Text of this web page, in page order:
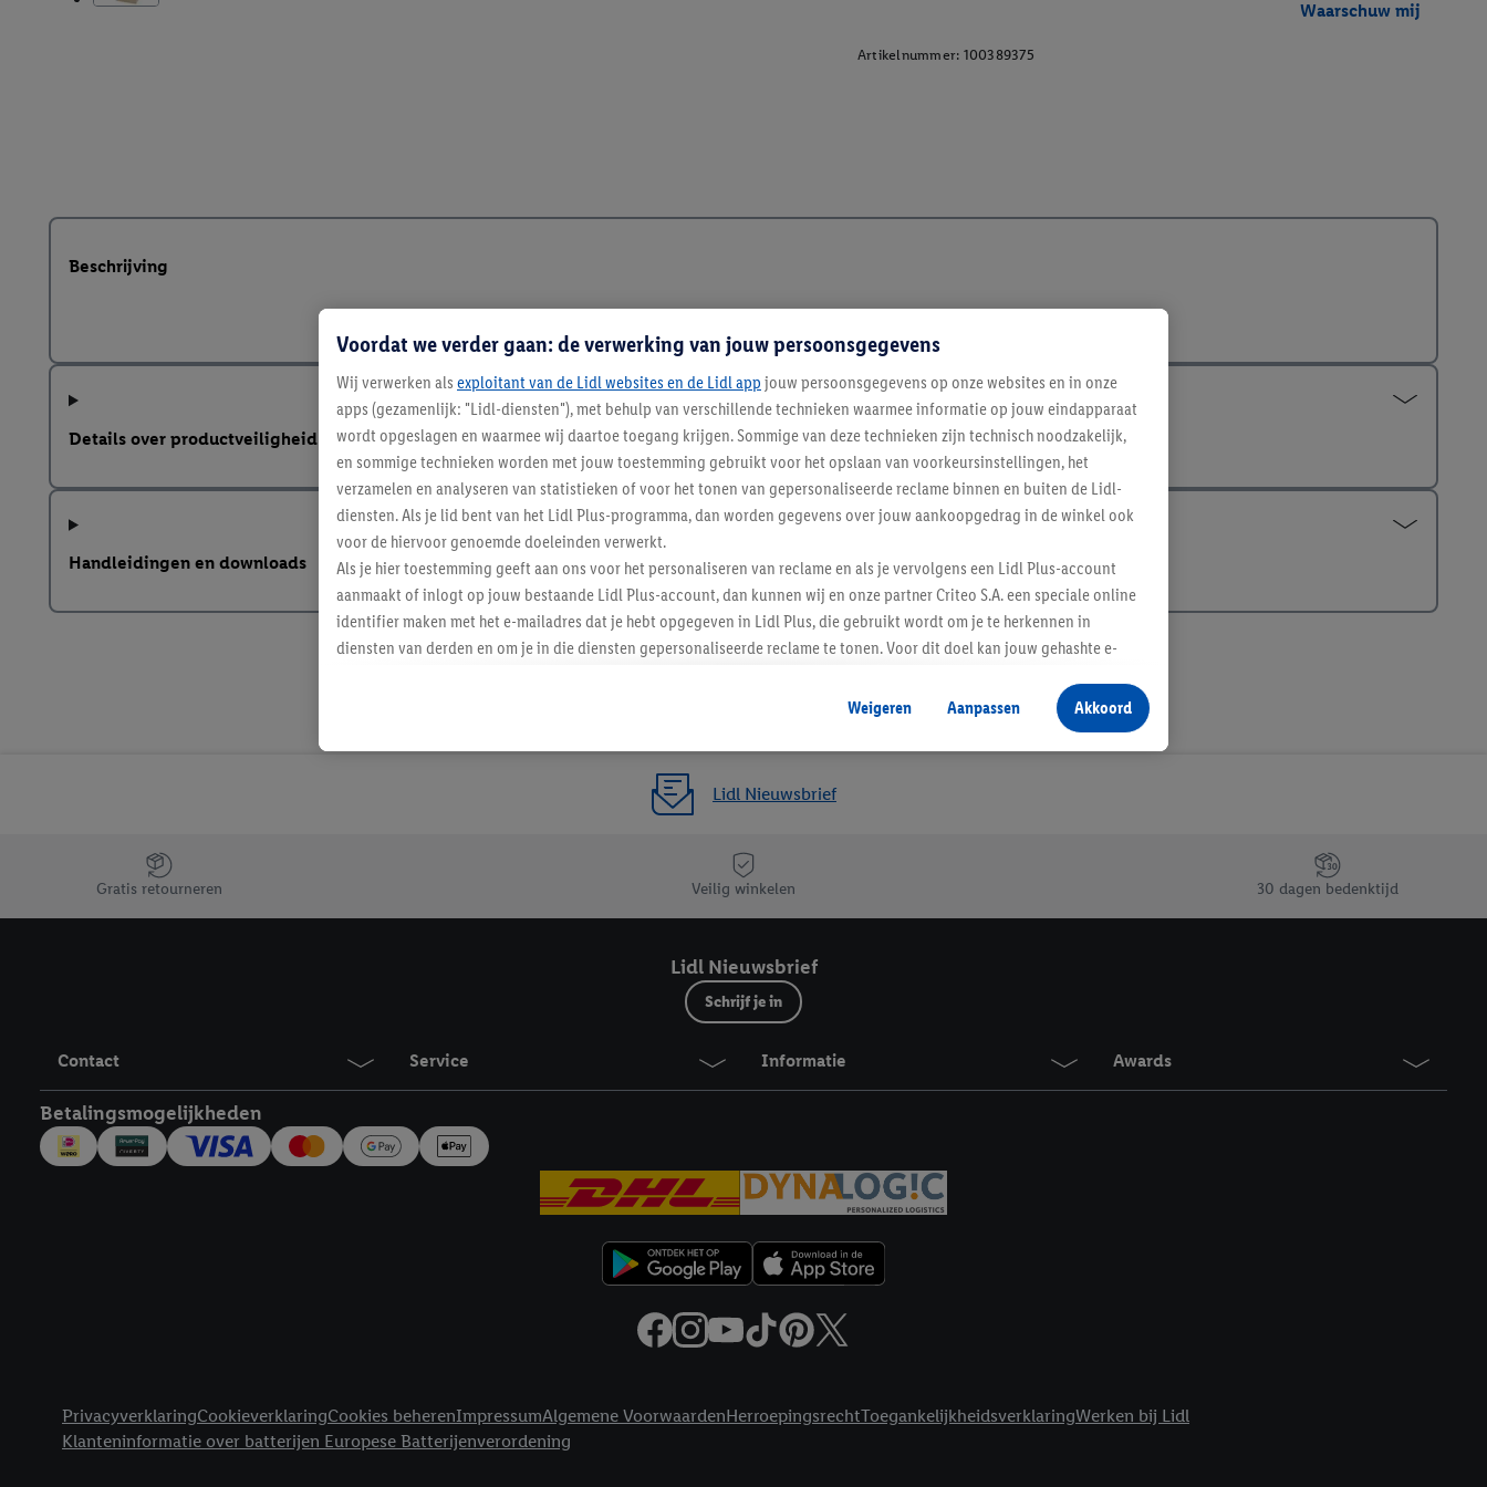
Waarschuw mij
Artikelnummer: 100389375
Beschrijving
Details over productveiligheid
Handleidingen en downloads
Lidl Nieuwsbrief
Jouw voordelen bij ons als Lidl webshop klant
Gratis retourneren Veilig winkelen 30 dagen bedenktijd
Lidl Nieuwsbrief
Schrijf je in
Contact Service Informatie Awards
Betalingsmogelijkheden
PrivacyverklaringCookieverklaringCookies beherenImpressumAlgemene VoorwaardenHerroepingsrechtToegankelijkheidsverklaringWerken bij Lidl
Klanteninformatie over batterijen Europese Batterijenverordening
Voordat we verder gaan: de verwerking van jouw persoonsgegevens
Wij verwerken als exploitant van de Lidl websites en de Lidl app jouw persoonsgegevens op onze websites en in onze
apps (gezamenlijk: "Lidl-diensten"), met behulp van verschillende technieken waarmee informatie op jouw eindapparaat
wordt opgeslagen en waarmee wij daartoe toegang krijgen. Sommige van deze technieken zijn technisch noodzakelijk,
en sommige technieken worden met jouw toestemming gebruikt voor het opslaan van voorkeursinstellingen, het
verzamelen en analyseren van statistieken of voor het tonen van gepersonaliseerde reclame binnen en buiten de Lidl-
diensten. Als je lid bent van het Lidl Plus-programma, dan worden gegevens over jouw aankoopgedrag in de winkel ook
voor de hiervoor genoemde doeleinden verwerkt.
Als je hier toestemming geeft aan ons voor het personaliseren van reclame en als je vervolgens een Lidl Plus-account
aanmaakt of inlogt op jouw bestaande Lidl Plus-account, dan kunnen wij en onze partner Criteo S.A. een speciale online
identifier maken met het e-mailadres dat je hebt opgegeven in Lidl Plus, die gebruikt wordt om je te herkennen in
diensten van derden en om je in die diensten gepersonaliseerde reclame te tonen. Voor dit doel kan jouw gehashte e-
Als je hiervoor toestemming geeft, dan kunnen retargeting advertenties worden weergegeven voor producten waarin je
eerder interesse hebt getoond (bijvoorbeeld door het product in een winkelmandje van een online winkel te plaatsen
maar het niet te kopen). De retargeting advertenties kunnen op verschillende eindapparaten en binnen verschillende
Lidl-diensten worden weergegeven, als verschillende eindapparaten en Lidl-diensten, met behulp van jouw gehashte e-
Onder "Aanpassen" kun je aangeven met welke cookies en vergelijkbare technieken en met welke
Door op "Akkoord" te klikken, stem je in met alle verwerkingen voor alle bovengenoemde doeleinden. Meer informatie,
inclusief over de opslagperiode van de gegevens en je recht om jouw toestemming op elk gewenst moment in te
over de cookies die wij inzetten.
Weigeren Aanpassen Akkoord